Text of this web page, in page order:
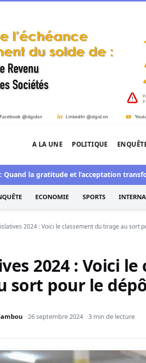
et d'investigation de
A LA UNE POLITIQUE
la gratitude et l’acceptation
ECONOMIE SPORTS
2024 : Voici le classement du tirage au sort
2024 : Voici
sort pour le
26 septembre 2024 3 min de lecture